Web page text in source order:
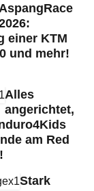
einer KTM
und mehr!
Alles
angerichtet,
am Red
Stark